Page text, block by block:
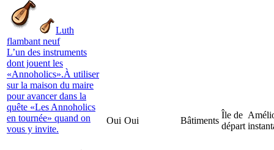
Luth
flambant neuf
L’un des instruments
dont jouent les
«Annoholics».À utiliser
sur la maison du maire
pour avancer dans la
quête «Les Annoholics
en tournée» quand on
vous y invite.
Oui Oui Bâtiments
Île de
départ